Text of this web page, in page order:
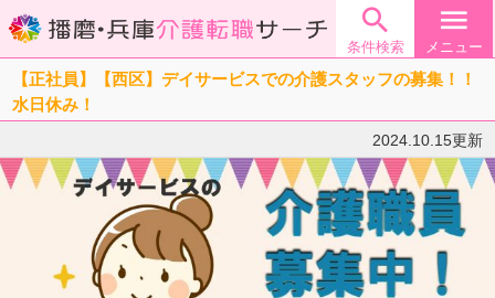

条件検索
menu
メニュー
【正社員】【西区】デイサービスでの介護スタッフの募集！！
水日休み！
2024.10.15更新